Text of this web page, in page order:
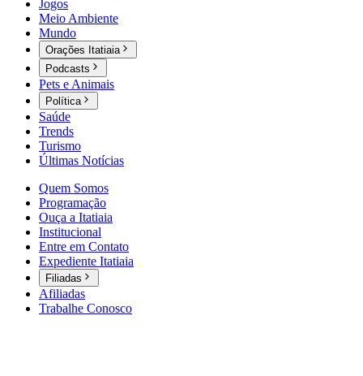
Jogos
Meio Ambiente
Mundo
Orações Itatiaia
Podcasts
Pets e Animais
Política
Saúde
Trends
Turismo
Últimas Notícias
Quem Somos
Programação
Ouça a Itatiaia
Institucional
Entre em Contato
Expediente Itatiaia
Filiadas
Afiliadas
Trabalhe Conosco